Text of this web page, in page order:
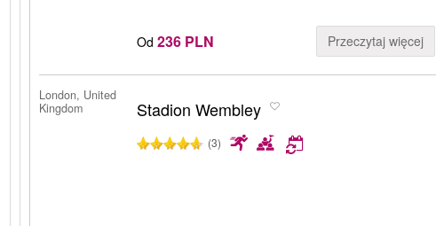
Od 236 PLN Przeczytaj więcej
London, United
Kingdom
Stadion Wembley
(3)